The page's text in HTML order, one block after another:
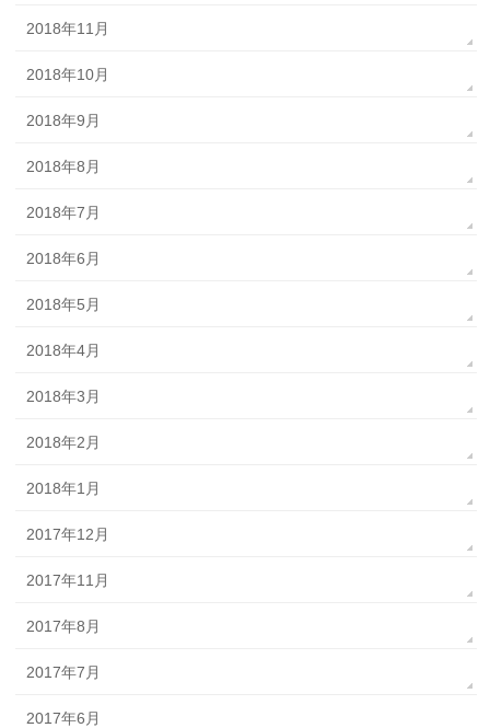
2018年11月
2018年10月
2018年9月
2018年8月
2018年7月
2018年6月
2018年5月
2018年4月
2018年3月
2018年2月
2018年1月
2017年12月
2017年11月
2017年8月
2017年7月
2017年6月